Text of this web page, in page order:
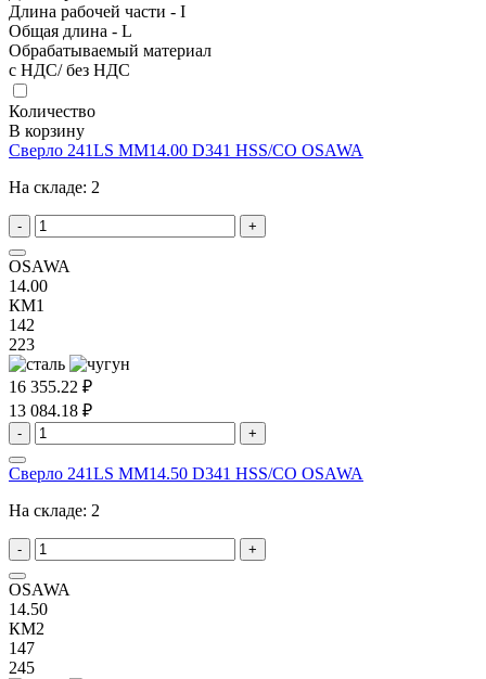
Длина рабочей части - I
Общая длина - L
Обрабатываемый материал
с НДС/ без НДС
Количество
В корзину
Сверло 241LS MM14.00 D341 HSS/CO OSAWA
На складе: 2
- +
OSAWA
14.00
КМ1
142
223
16 355.22 ₽
13 084.18 ₽
- +
Сверло 241LS MM14.50 D341 HSS/CO OSAWA
На складе: 2
- +
OSAWA
14.50
КМ2
147
245